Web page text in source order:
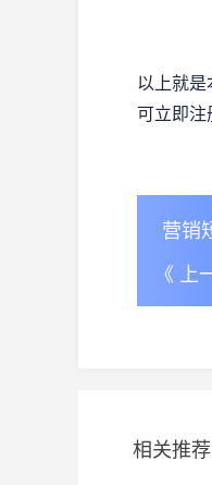
以上就是
可立即注
《 上
相关推荐